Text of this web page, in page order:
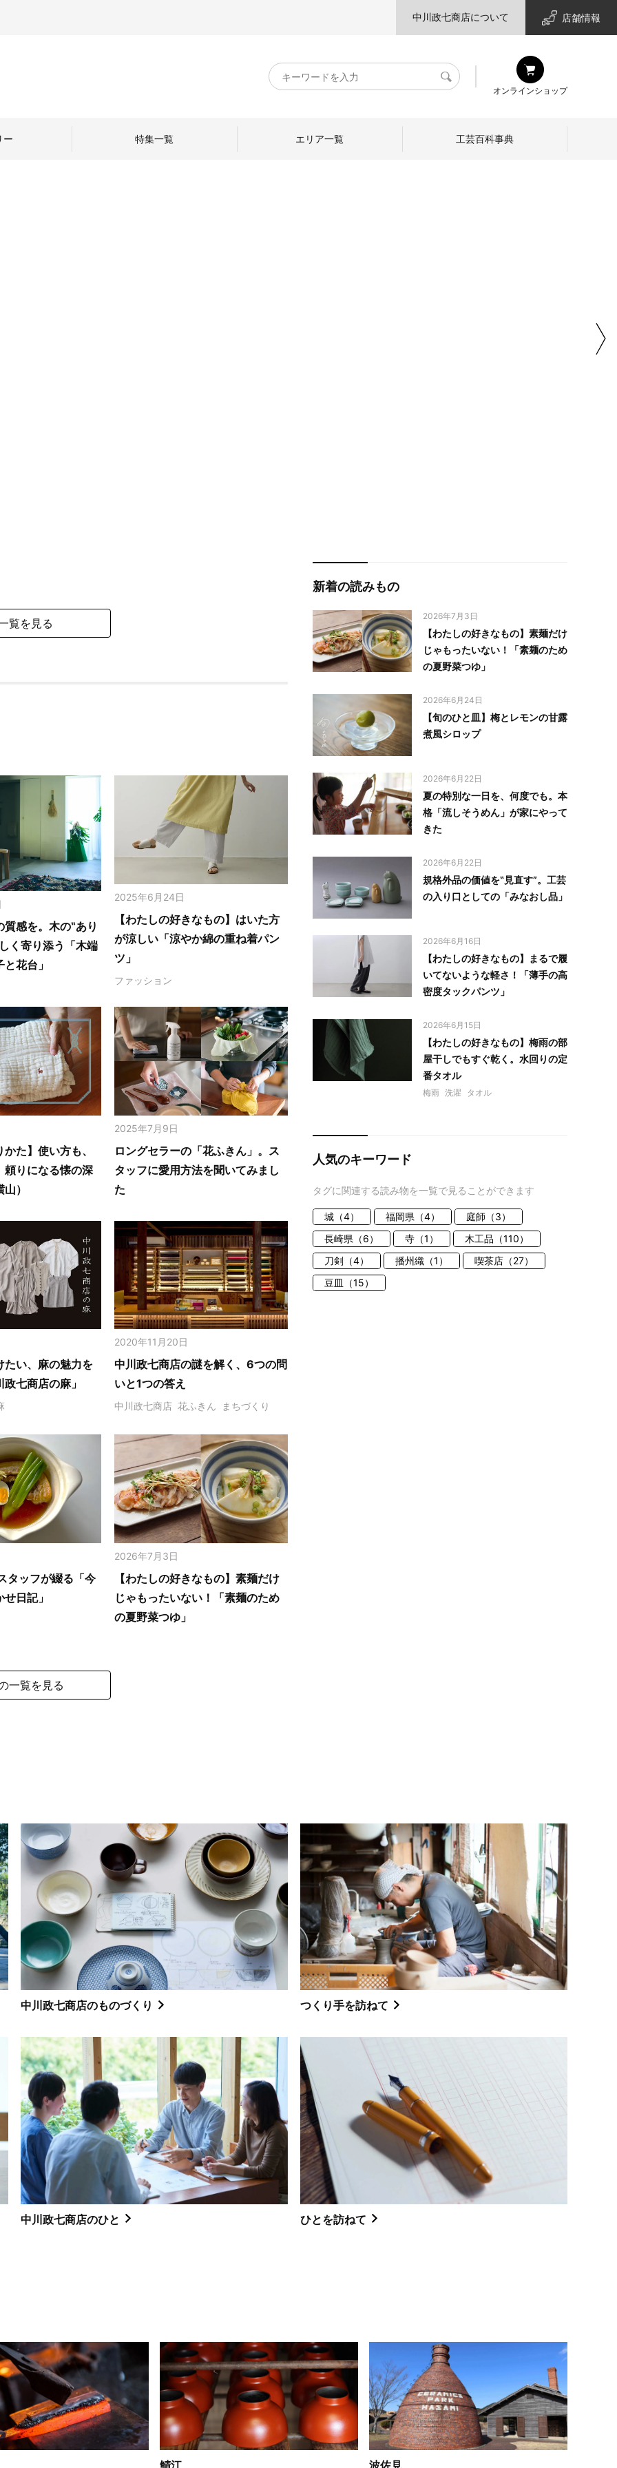
中川政七商店について 店舗情報
キ
ー
検
オンラインショップ
ー 特集一覧 エリア一覧 工芸百科事典
覧を見る
感を。木の‟あり
く寄り添う「木端
花台」
2025年6月24日
【わたしの好きなもの】はいた方
が涼しい「涼やか綿の重ね着パン
ツ」
ファッション
た】使い方も、
頼りになる懐の深
）
2025年7月9日
ロングセラーの「花ふきん」。ス
タッフに愛用方法を聞いてみまし
た
たい、麻の魅力を
七商店の麻」
2020年11月20日
中川政七商店の謎を解く、6つの問
いと1つの答え
中川政七商店 花ふきん まちづくり
タッフが綴る「今
日記」
2026年7月3日
【わたしの好きなもの】素麺だけ
じゃもったいない！「素麺のため
の夏野菜つゆ」
一覧を見る
新着の読みもの
2026年7月3日
【わたしの好きなもの】素麺だけ
じゃもったいない！「素麺のため
の夏野菜つゆ」
2026年6月24日
【旬のひと皿】梅とレモンの甘露
煮風シロップ
2026年6月22日
夏の特別な一日を、何度でも。本
格「流しそうめん」が家にやって
きた
2026年6月22日
規格外品の価値を‟見直す”。工芸
の入り口としての「みなおし品」
2026年6月16日
【わたしの好きなもの】まるで履
いてないような軽さ！「薄手の高
密度タックパンツ」
2026年6月15日
【わたしの好きなもの】梅雨の部
屋干しでもすぐ乾く。水回りの定
番タオル
梅雨 洗濯 タオル
人気のキーワード
タグに関連する読み物を一覧で見ることができます
城（4） 福岡県（4）
庭師（3）
長崎県（6）
寺（1）
木工品（110）
刀剣（4）
播州織（1）
喫茶店（27）
豆皿（15）
中川政七商店のものづくり つくり手を訪ねて
中川政七商店のひと ひとを訪ねて